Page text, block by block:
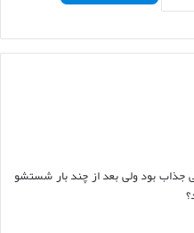
بود ولی بعد از چند بار شستشو